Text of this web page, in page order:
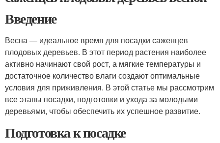
Введение
Весна — идеальное время для посадки саженцев
плодовых деревьев. В этот период растения наиболее
активно начинают свой рост, а мягкие температуры и
достаточное количество влаги создают оптимальные
условия для приживления. В этой статье мы рассмотрим
все этапы посадки, подготовки и ухода за молодыми
деревьями, чтобы обеспечить их успешное развитие.
Подготовка к посадке